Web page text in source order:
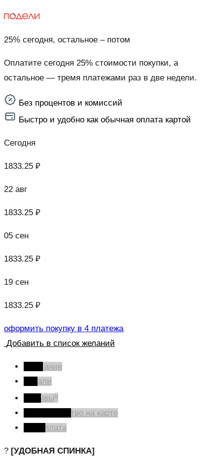
25% сегодня, остальное – потом
Оплатите сегодня 25% стоимости покупки, а
остальное — тремя платежами раз в две недели.
Без процентов и комиссий
Быстро и удобно как обычная оплата картой
Сегодня
1833.25 ₽
22 авг
1833.25 ₽
05 сен
1833.25 ₽
19 сен
1833.25 ₽
оформить покупку в 4 платежа
Добавить в список желаний
Описание
Детали
Отзывы0
Производство на карте
Оплата
? [УДОБНАЯ СПИНКА]